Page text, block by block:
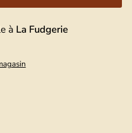
à La Fudgerie